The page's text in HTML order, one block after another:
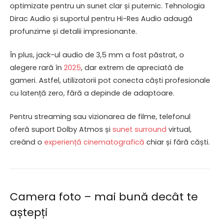
optimizate pentru un sunet clar și puternic. Tehnologia
Dirac Audio și suportul pentru Hi-Res Audio adaugă
profunzime și detalii impresionante.
În plus, jack-ul audio de 3,5 mm a fost păstrat, o
alegere rară în 2025, dar extrem de apreciată de
gameri. Astfel, utilizatorii pot conecta căști profesionale
cu latență zero, fără a depinde de adaptoare.
Pentru streaming sau vizionarea de filme, telefonul
oferă suport Dolby Atmos și sunet surround virtual,
creând o experiență cinematografică chiar și fără căști.
Camera foto – mai bună decât te
aștepți